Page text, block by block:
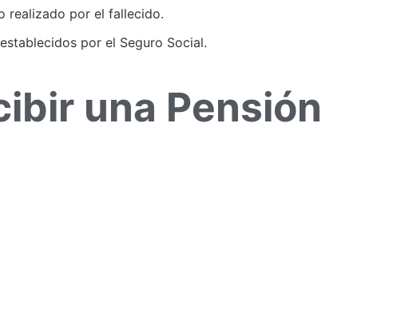
realizado por el fallecido.
por el Seguro Social.
una Pensión